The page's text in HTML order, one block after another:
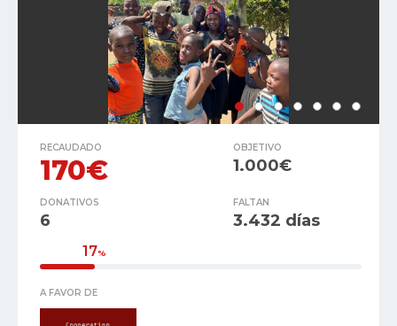
RECAUDADO
170€
OBJETIVO
1.000€
DONATIVOS
6
FALTAN
3.432 días
17%
A FAVOR DE